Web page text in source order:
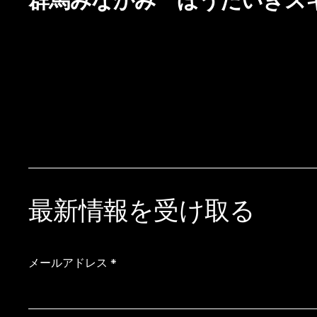
最新情報を受け取る
メールアドレス